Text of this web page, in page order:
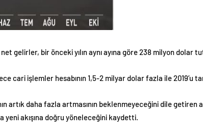
gelirler, bir önceki yılın aynı ayına göre 238 milyon dolar
cari işlemler hesabının 1,5-2 milyar dolar fazla ile 2019’u
artık daha fazla artmasının beklenmeyeceğini dile getiren
yeni akışına doğru yöneleceğini kaydetti.